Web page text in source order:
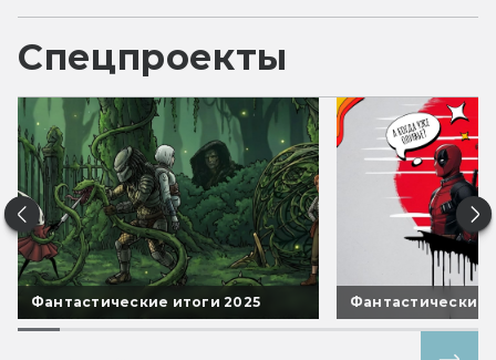
Спецпроекты
Фантастические итоги 2025 Фантастические